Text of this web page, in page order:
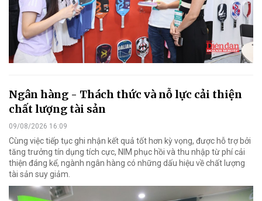
Ngân hàng - Thách thức và nỗ lực cải thiện
chất lượng tài sản
09/08/2026 16:09
Cùng việc tiếp tục ghi nhận kết quả tốt hơn kỳ vọng, được hỗ trợ bởi
tăng trưởng tín dụng tích cực, NIM phục hồi và thu nhập từ phí cải
thiện đáng kể, ngành ngân hàng có những dấu hiệu về chất lượng
tài sản suy giảm.